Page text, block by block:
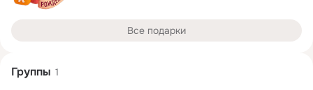
Все подарки
Группы 1